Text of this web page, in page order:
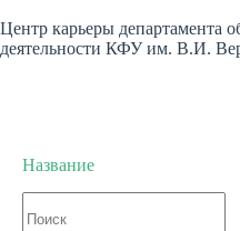
к
сути
Центр карьеры департамента
деятельности КФУ им. В.И.
Название
не